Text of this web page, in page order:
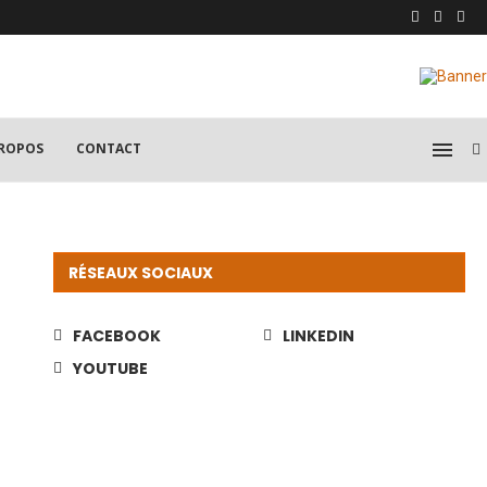
CONTACT
RÉSEAUX SOCIAUX
FACEBOOK
LINKEDIN
YOUTUBE